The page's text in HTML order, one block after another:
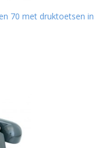
70 met druktoetsen in